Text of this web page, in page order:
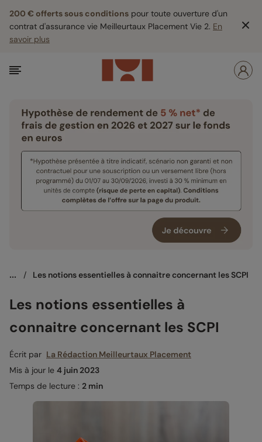
200 € offerts sous conditions pour toute ouverture d'un
contrat d'assurance vie Meilleurtaux Placement Vie 2. En
savoir plus
... / Les notions essentielles à connaitre concernant les SCPI
Les notions essentielles à
connaitre concernant les SCPI
Écrit par La Rédaction Meilleurtaux Placement
Mis à jour le 4 juin 2023
Temps de lecture : 2 min